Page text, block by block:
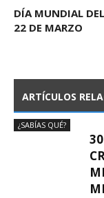
DÍA MUNDIAL
22 DE MARZO
ARTÍCULOS
¿SABÍAS QUÉ?